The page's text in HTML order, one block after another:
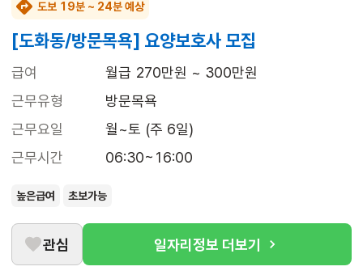
도보 19분 ~ 24분 예상
[도화동/방문목욕] 요양보호사 모집
급여
월급 270만원 ~ 300만원
근무유형
방문목욕
근무요일
월~토 (주 6일)
근무시간
06:30~16:00
높은급여 초보가능
관심 일자리정보 더보기